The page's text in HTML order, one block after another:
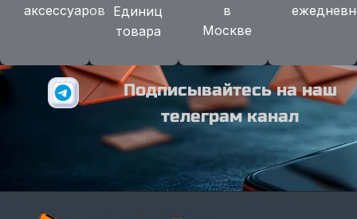
аксессуаров Единиц
товара
в
Москве
Подписывайтесь на наш
телеграм канал